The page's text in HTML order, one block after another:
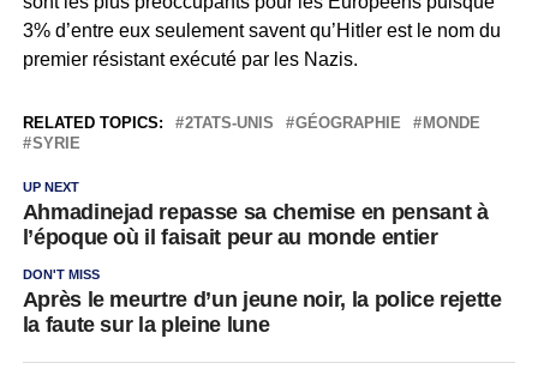
3% d’entre eux seulement savent qu’Hitler est le nom du
premier résistant exécuté par les Nazis.
RELATED TOPICS: 2TATS-UNIS GÉOGRAPHIE
MONDE
SYRIE
UP NEXT
Ahmadinejad repasse sa chemise en pensant à
l’époque où il faisait peur au monde entier
DON'T MISS
Après le meurtre d’un jeune noir, la police rejette
la faute sur la pleine lune